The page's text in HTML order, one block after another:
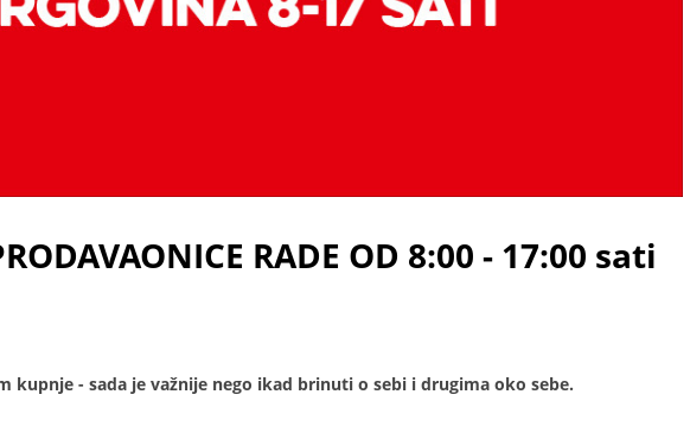
RADE OD 8:00 - 17:00 sati
kupnje - sada je važnije nego ikad brinuti o sebi i drugima oko sebe.